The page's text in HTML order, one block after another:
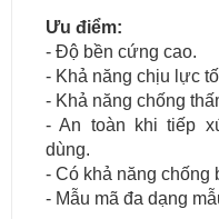
Ưu điểm:
- Độ bền cứng cao.
- Khả năng chịu lực
- Khả năng chống
- An toàn khi tiếp
dùng.
- Có khả năng chống
- Mẫu mã đa dạng